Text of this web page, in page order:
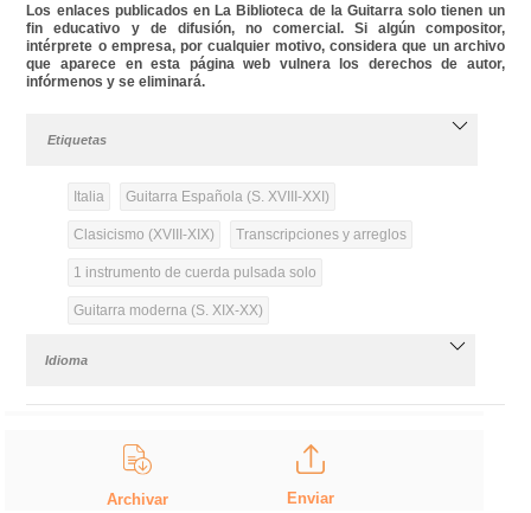
Los enlaces publicados en La Biblioteca de la Guitarra solo tienen un
fin educativo y de difusión, no comercial. Si algún compositor,
intérprete o empresa, por cualquier motivo, considera que un archivo
que aparece en esta página web vulnera los derechos de autor,
infórmenos y se eliminará.
Etiquetas
Italia Guitarra Española (S. XVIII-XXI)
Clasicismo (XVIII-XIX) Transcripciones y arreglos
1 instrumento de cuerda pulsada solo
Guitarra moderna (S. XIX-XX)
Idioma
Archivar Enviar